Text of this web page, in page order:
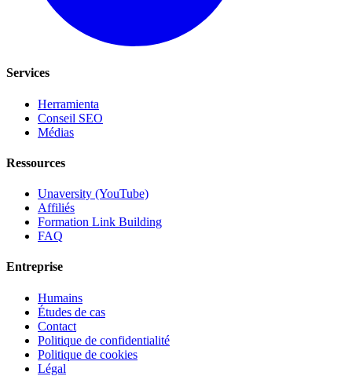
Services
Herramienta
Conseil SEO
Médias
Ressources
Unaversity (YouTube)
Affiliés
Formation Link Building
FAQ
Entreprise
Humains
Études de cas
Contact
Politique de confidentialité
Politique de cookies
Légal